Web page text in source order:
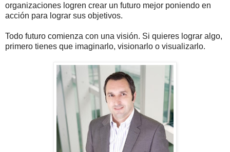
organizaciones logren crear un futuro mejor poniendo en
acción para lograr sus objetivos.
Todo futuro comienza con una visión. Si quieres lograr algo,
primero tienes que imaginarlo, visionarlo o visualizarlo.